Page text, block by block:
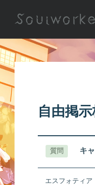
自由掲示
質問 キ
エスフォティア